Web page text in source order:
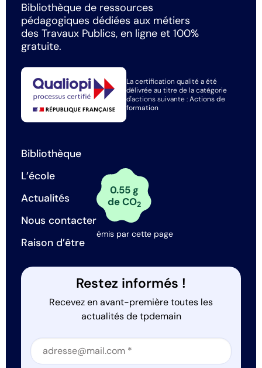
Bibliothèque de ressources
pédagogiques dédiées aux métiers
des Travaux Publics, en ligne et 100%
gratuite.
La certification qualité a été
délivrée au titre de la catégorie
d'actions suivante :Actions de
formation
Bibliothèque
L’école
Actualités
Nous contacter
Raison d’être
0.55 g
de CO2
émis par cette page
Restez informés !
Recevez en avant-première toutes les
actualités de tpdemain
Section